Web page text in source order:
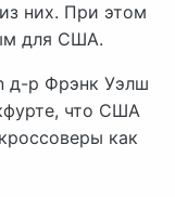
них. При этом
для США.
д-р Фрэнк Уэлш
что США
как